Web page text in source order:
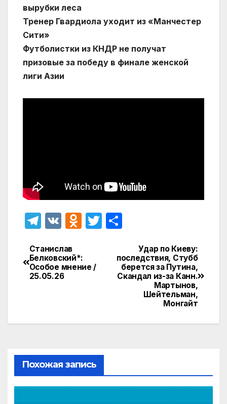
вырубки леса
Тренер Гвардиола уходит из «Манчестер
Сити»
Футболистки из КНДР не получат
призовые за победу в финале женской
лиги Азии
T
e
gr
a
V
O
n
o
ni
ki
T
п
р
а
Навигация
по
Удар по Киеву:
последствия, Стубб
берется за Путина,
Скандал из-за Канн.
Мартынов,
Шейтельман,
Монгайт
Станислав
Белковский*:
Особое мнение /
25.05.26 ‪
Похожая запись